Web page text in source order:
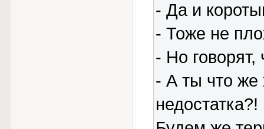
- Да и
- Тоже не
- Но говорят,
- А ты что же
недостатка?!